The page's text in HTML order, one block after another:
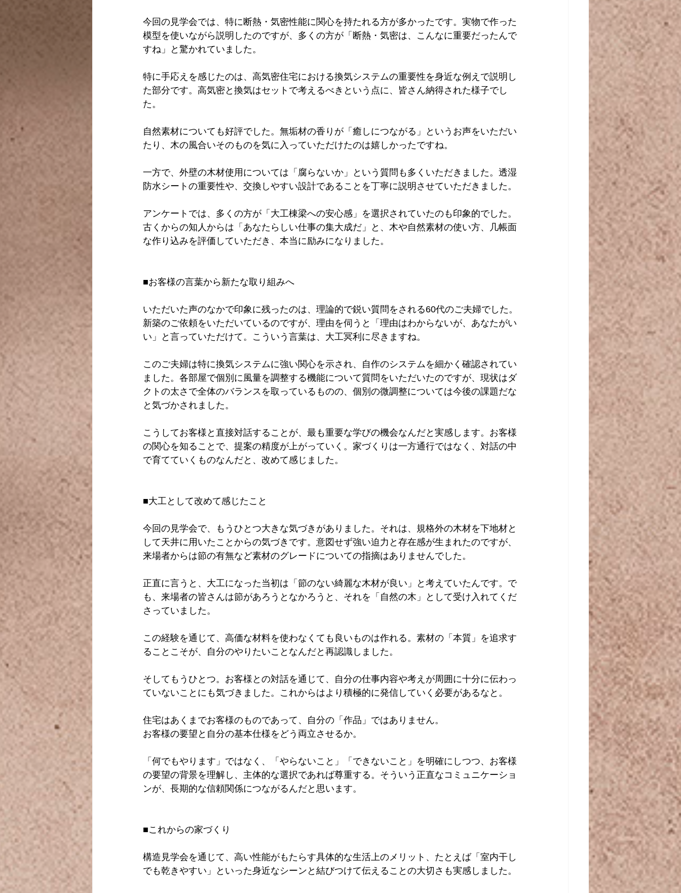
今回の見学会では、特に断熱・気密性能に関心を持たれる方が多かったです。実物で作った
模型を使いながら説明したのですが、多くの方が「断熱・気密は、こんなに重要だったんで
すね」と驚かれていました。
特に手応えを感じたのは、高気密住宅における換気システムの重要性を身近な例えで説明し
た部分です。高気密と換気はセットで考えるべきという点に、皆さん納得された様子でし
た。
自然素材についても好評でした。無垢材の香りが「癒しにつながる」というお声をいただい
たり、木の風合いそのものを気に入っていただけたのは嬉しかったですね。
一方で、外壁の木材使用については「腐らないか」という質問も多くいただきました。透湿
防水シートの重要性や、交換しやすい設計であることを丁寧に説明させていただきました。
アンケートでは、多くの方が「大工棟梁への安心感」を選択されていたのも印象的でした。
古くからの知人からは「あなたらしい仕事の集大成だ」と、木や自然素材の使い方、几帳面
な作り込みを評価していただき、本当に励みになりました。
■お客様の言葉から新たな取り組みへ
いただいた声のなかで印象に残ったのは、理論的で鋭い質問をされる60代のご夫婦でした。
新築のご依頼をいただいているのですが、理由を伺うと「理由はわからないが、あなたがい
い」と言っていただけて。こういう言葉は、大工冥利に尽きますね。
このご夫婦は特に換気システムに強い関心を示され、自作のシステムを細かく確認されてい
ました。各部屋で個別に風量を調整する機能について質問をいただいたのですが、現状はダ
クトの太さで全体のバランスを取っているものの、個別の微調整については今後の課題だな
と気づかされました。
こうしてお客様と直接対話することが、最も重要な学びの機会なんだと実感します。お客様
の関心を知ることで、提案の精度が上がっていく。家づくりは一方通行ではなく、対話の中
で育てていくものなんだと、改めて感じました。
■大工として改めて感じたこと
今回の見学会で、もうひとつ大きな気づきがありました。それは、規格外の木材を下地材と
して天井に用いたことからの気づきです。意図せず強い迫力と存在感が生まれたのですが、
来場者からは節の有無など素材のグレードについての指摘はありませんでした。
正直に言うと、大工になった当初は「節のない綺麗な木材が良い」と考えていたんです。で
も、来場者の皆さんは節があろうとなかろうと、それを「自然の木」として受け入れてくだ
さっていました。
この経験を通じて、高価な材料を使わなくても良いものは作れる。素材の「本質」を追求す
ることこそが、自分のやりたいことなんだと再認識しました。
そしてもうひとつ。お客様との対話を通じて、自分の仕事内容や考えが周囲に十分に伝わっ
ていないことにも気づきました。これからはより積極的に発信していく必要があるなと。
住宅はあくまでお客様のものであって、自分の「作品」ではありません。
お客様の要望と自分の基本仕様をどう両立させるか。
「何でもやります」ではなく、「やらないこと」「できないこと」を明確にしつつ、お客様
の要望の背景を理解し、主体的な選択であれば尊重する。そういう正直なコミュニケーショ
ンが、長期的な信頼関係につながるんだと思います。
■これからの家づくり
構造見学会を通じて、高い性能がもたらす具体的な生活上のメリット、たとえば「室内干し
でも乾きやすい」といった身近なシーンと結びつけて伝えることの大切さも実感しました。